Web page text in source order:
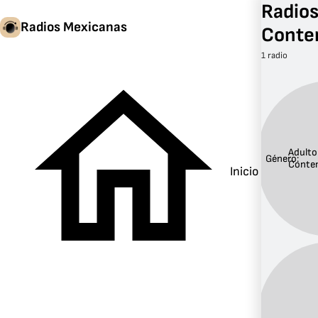
Radios Mexicanas
Inicio
1 radio
Género:Adulto